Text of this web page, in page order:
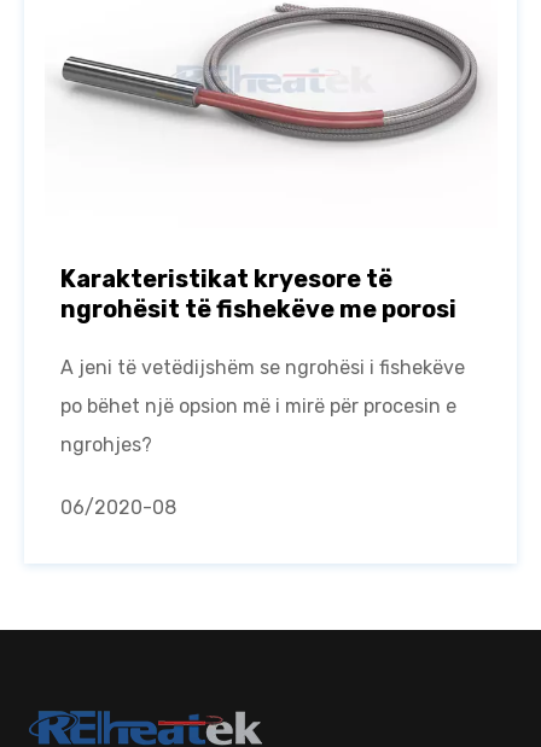
Karakteristikat kryesore të
ngrohësit të fishekëve me porosi
A jeni të vetëdijshëm se ngrohësi i fishekëve
po bëhet një opsion më i mirë për procesin e
ngrohjes?
06/2020-08